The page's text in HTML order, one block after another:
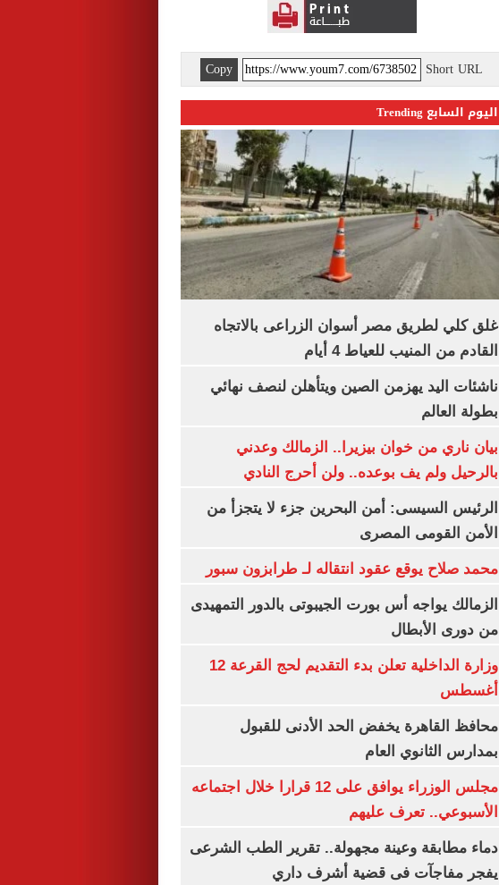
Short URL
Copy
اليوم السابع Trending
غلق كلي لطريق مصر أسوان الزراعى بالاتجاه
القادم من المنيب للعياط 4 أيام
ناشئات اليد يهزمن الصين ويتأهلن لنصف نهائي
بطولة العالم
بيان ناري من خوان بيزيرا.. الزمالك وعدني
بالرحيل ولم يف بوعده.. ولن أحرج النادي
الرئيس السيسى: أمن البحرين جزء لا يتجزأ من
الأمن القومى المصرى
محمد صلاح يوقع عقود انتقاله لـ طرابزون سبور
الزمالك يواجه أس بورت الجيبوتى بالدور التمهيدى
من دورى الأبطال
وزارة الداخلية تعلن بدء التقديم لحج القرعة 12
أغسطس
محافظ القاهرة يخفض الحد الأدنى للقبول
بمدارس الثانوي العام
مجلس الوزراء يوافق على 12 قرارا خلال اجتماعه
الأسبوعي.. تعرف عليهم
دماء مطابقة وعينة مجهولة.. تقرير الطب الشرعى
يفجر مفاجآت فى قضية أشرف داري